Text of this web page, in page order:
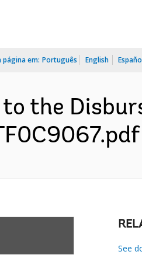
página em: Português English
the
See